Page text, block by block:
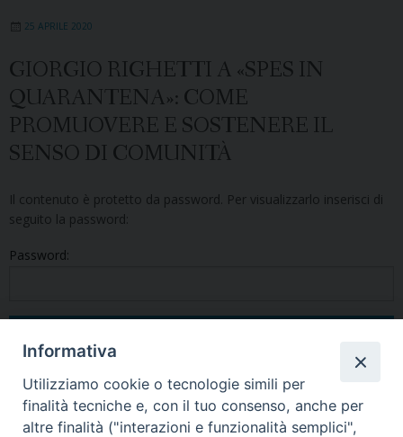
25 APRILE 2020
GIORGIO RIGHETTI A «SPES IN
QUARANTENA»: COME
PROMUOVERE E SOSTENERE IL
SENSO DI COMUNITÀ
Il contenuto è protetto da password. Per visualizzarlo inserisci di
seguito la password:
Password:
Informativa
Utilizziamo cookie o tecnologie simili per
finalità tecniche e, con il tuo consenso, anche per
altre finalità ("interazioni e funzionalità semplici",